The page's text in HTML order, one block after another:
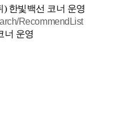
) 한빛백선 코너 운영
RecommendList
너 운영